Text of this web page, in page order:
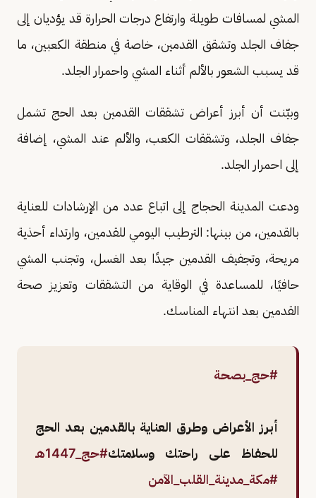
المشي لمسافات طويلة وارتفاع درجات الحرارة قد يؤديان إلى
جفاف الجلد وتشقق القدمين، خاصة في منطقة الكعبين، ما
قد يسبب الشعور بالألم أثناء المشي واحمرار الجلد.
وبيّنت أن أبرز أعراض تشققات القدمين بعد الحج تشمل
جفاف الجلد، وتشققات الكعب، والألم عند المشي، إضافة
إلى احمرار الجلد.
ودعت المدينة الحجاج إلى اتباع عدد من الإرشادات للعناية
بالقدمين، من بينها: الترطيب اليومي للقدمين، وارتداء أحذية
مريحة، وتجفيف القدمين جيدًا بعد الغسل، وتجنب المشي
حافيًا، للمساعدة في الوقاية من التشققات وتعزيز صحة
القدمين بعد انتهاء المناسك.
#حج_بصحة
أبرز الأعراض وطرق العناية بالقدمين بعد الحج
للحفاظ على راحتك وسلامتك#حج_1447هـ
#مكة_مدينة_القلب_الآمن